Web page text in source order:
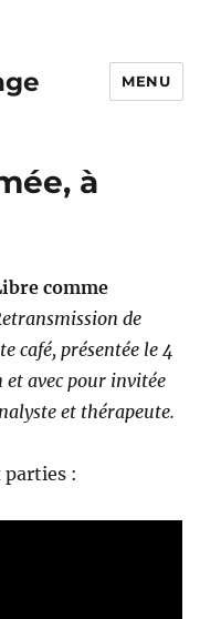
MENU
à
comme
de
café,présentée le 4
et avec pour invitée
et thérapeute.
parties :